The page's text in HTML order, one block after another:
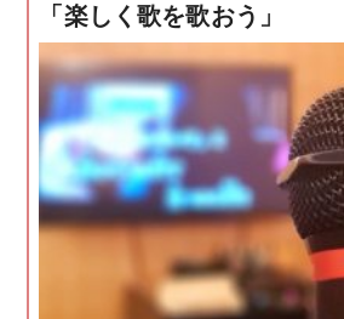
「楽しく歌を歌おう」